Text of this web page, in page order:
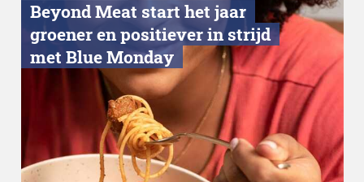
Beyond Meat start het jaar
groener en positiever in strijd
met Blue Monday